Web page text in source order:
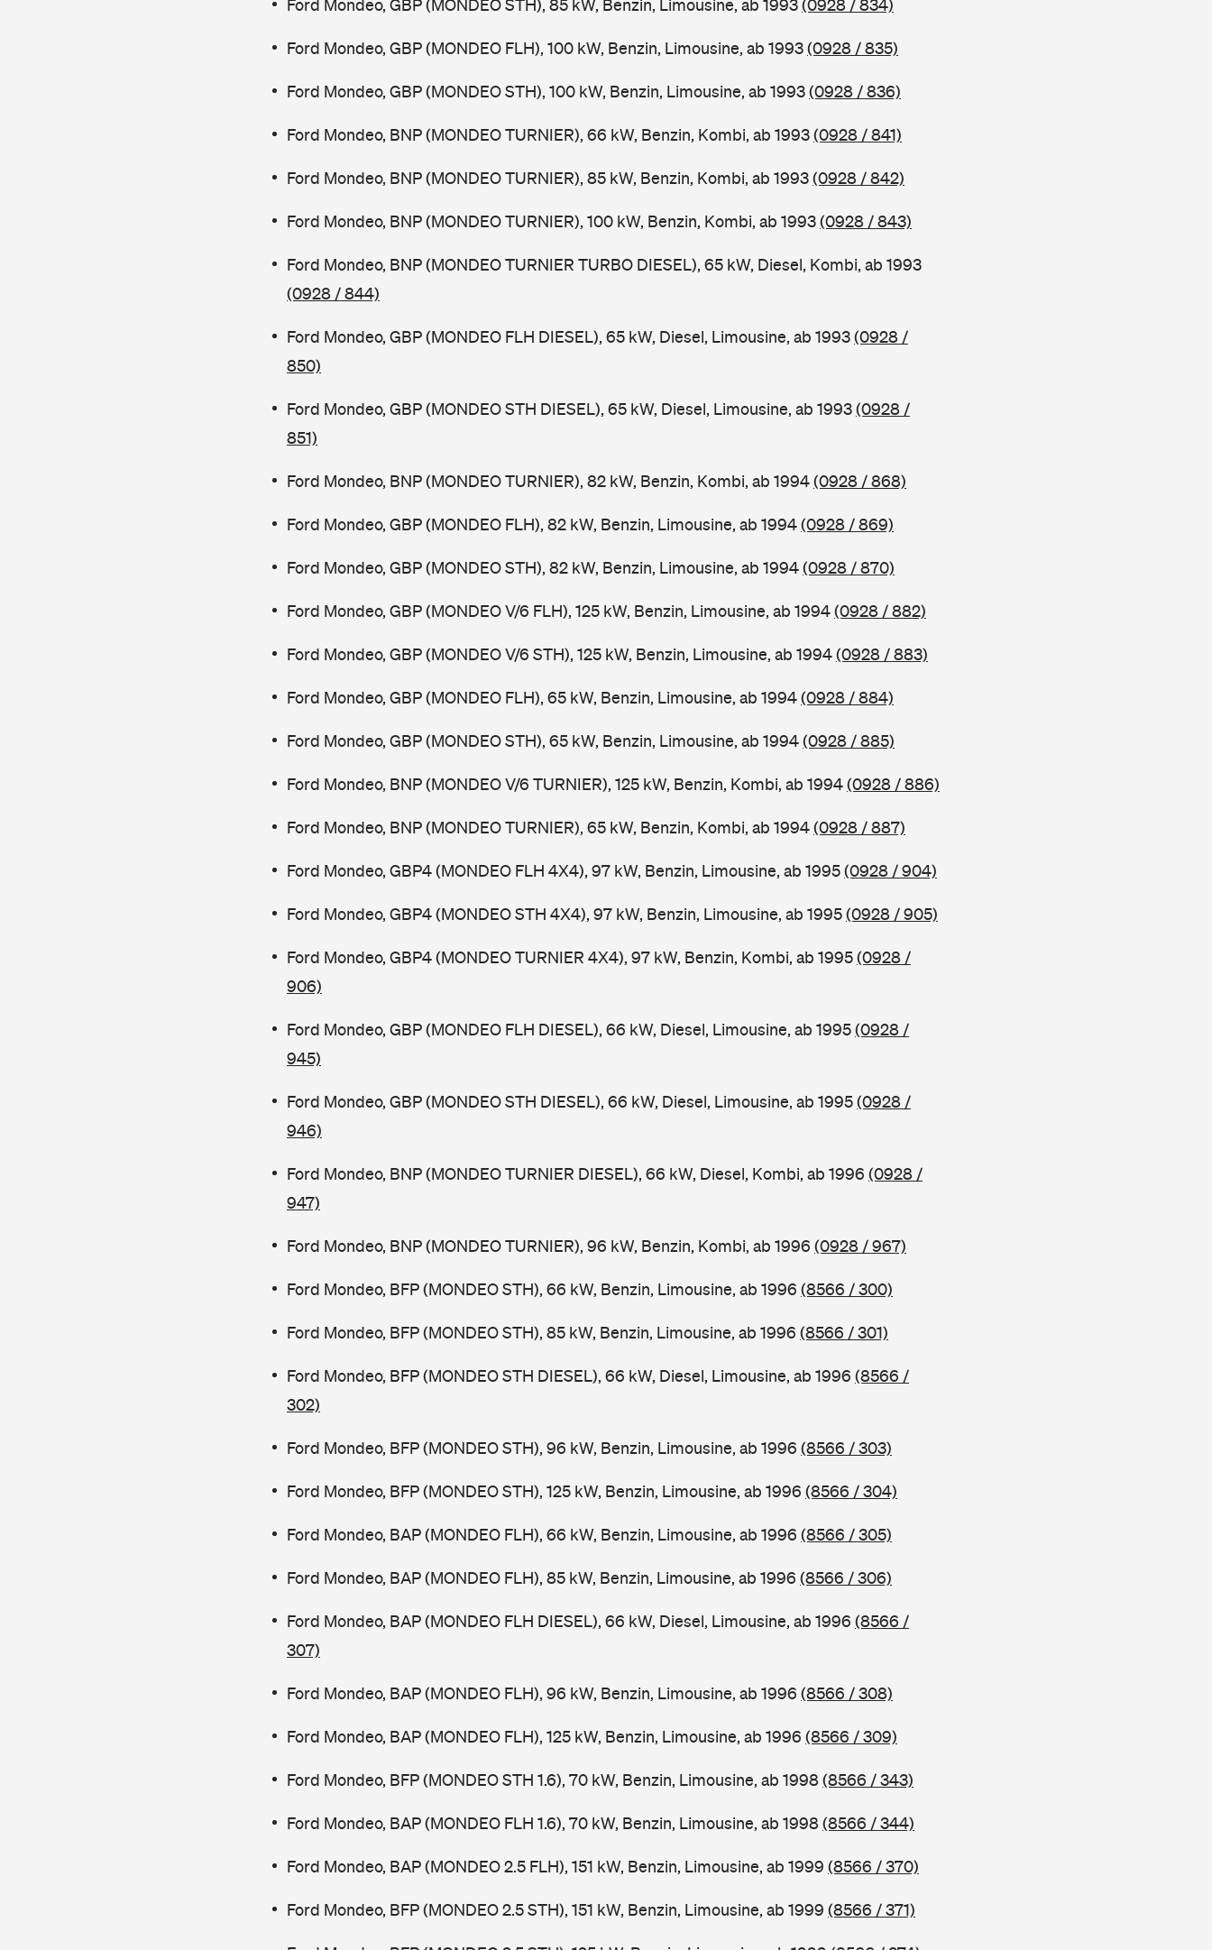
Ford Mondeo, GBP (MONDEO STH), 85 kW, Benzin, Limousine, ab 1993(0928 / 834)
Ford Mondeo, GBP (MONDEO FLH), 100 kW, Benzin, Limousine, ab 1993(0928 / 835)
Ford Mondeo, GBP (MONDEO STH), 100 kW, Benzin, Limousine, ab 1993(0928 / 836)
Ford Mondeo, BNP (MONDEO TURNIER), 66 kW, Benzin, Kombi, ab 1993(0928 / 841)
Ford Mondeo, BNP (MONDEO TURNIER), 85 kW, Benzin, Kombi, ab 1993(0928 / 842)
Ford Mondeo, BNP (MONDEO TURNIER), 100 kW, Benzin, Kombi, ab 1993(0928 / 843)
Ford Mondeo, BNP (MONDEO TURNIER TURBO DIESEL), 65 kW, Diesel, Kombi, ab 1993
(0928 / 844)
Ford Mondeo, GBP (MONDEO FLH DIESEL), 65 kW, Diesel, Limousine, ab 1993(0928 /
850)
Ford Mondeo, GBP (MONDEO STH DIESEL), 65 kW, Diesel, Limousine, ab 1993(0928 /
851)
Ford Mondeo, BNP (MONDEO TURNIER), 82 kW, Benzin, Kombi, ab 1994(0928 / 868)
Ford Mondeo, GBP (MONDEO FLH), 82 kW, Benzin, Limousine, ab 1994(0928 / 869)
Ford Mondeo, GBP (MONDEO STH), 82 kW, Benzin, Limousine, ab 1994(0928 / 870)
Ford Mondeo, GBP (MONDEO V/6 FLH), 125 kW, Benzin, Limousine, ab 1994(0928 / 882)
Ford Mondeo, GBP (MONDEO V/6 STH), 125 kW, Benzin, Limousine, ab 1994(0928 / 883)
Ford Mondeo, GBP (MONDEO FLH), 65 kW, Benzin, Limousine, ab 1994(0928 / 884)
Ford Mondeo, GBP (MONDEO STH), 65 kW, Benzin, Limousine, ab 1994(0928 / 885)
Ford Mondeo, BNP (MONDEO V/6 TURNIER), 125 kW, Benzin, Kombi, ab 1994(0928 / 886)
Ford Mondeo, BNP (MONDEO TURNIER), 65 kW, Benzin, Kombi, ab 1994(0928 / 887)
Ford Mondeo, GBP4 (MONDEO FLH 4X4), 97 kW, Benzin, Limousine, ab 1995(0928 / 904)
Ford Mondeo, GBP4 (MONDEO STH 4X4), 97 kW, Benzin, Limousine, ab 1995(0928 / 905)
Ford Mondeo, GBP4 (MONDEO TURNIER 4X4), 97 kW, Benzin, Kombi, ab 1995(0928 /
906)
Ford Mondeo, GBP (MONDEO FLH DIESEL), 66 kW, Diesel, Limousine, ab 1995(0928 /
945)
Ford Mondeo, GBP (MONDEO STH DIESEL), 66 kW, Diesel, Limousine, ab 1995(0928 /
946)
Ford Mondeo, BNP (MONDEO TURNIER DIESEL), 66 kW, Diesel, Kombi, ab 1996 (0928 /
947)
Ford Mondeo, BNP (MONDEO TURNIER), 96 kW, Benzin, Kombi, ab 1996 (0928 / 967)
Ford Mondeo, BFP (MONDEO STH), 66 kW, Benzin, Limousine, ab 1996 (8566 / 300)
Ford Mondeo, BFP (MONDEO STH), 85 kW, Benzin, Limousine, ab 1996 (8566 / 301)
Ford Mondeo, BFP (MONDEO STH DIESEL), 66 kW, Diesel, Limousine, ab 1996 (8566 /
302)
Ford Mondeo, BFP (MONDEO STH), 96 kW, Benzin, Limousine, ab 1996 (8566 / 303)
Ford Mondeo, BFP (MONDEO STH), 125 kW, Benzin, Limousine, ab 1996 (8566 / 304)
Ford Mondeo, BAP (MONDEO FLH), 66 kW, Benzin, Limousine, ab 1996 (8566 / 305)
Ford Mondeo, BAP (MONDEO FLH), 85 kW, Benzin, Limousine, ab 1996 (8566 / 306)
Ford Mondeo, BAP (MONDEO FLH DIESEL), 66 kW, Diesel, Limousine, ab 1996 (8566 /
307)
Ford Mondeo, BAP (MONDEO FLH), 96 kW, Benzin, Limousine, ab 1996 (8566 / 308)
Ford Mondeo, BAP (MONDEO FLH), 125 kW, Benzin, Limousine, ab 1996 (8566 / 309)
Ford Mondeo, BFP (MONDEO STH 1.6), 70 kW, Benzin, Limousine, ab 1998(8566 / 343)
Ford Mondeo, BAP (MONDEO FLH 1.6), 70 kW, Benzin, Limousine, ab 1998(8566 / 344)
Ford Mondeo, BAP (MONDEO 2.5 FLH), 151 kW, Benzin, Limousine, ab 1999 (8566 / 370)
Ford Mondeo, BFP (MONDEO 2.5 STH), 151 kW, Benzin, Limousine, ab 1999 (8566 / 371)